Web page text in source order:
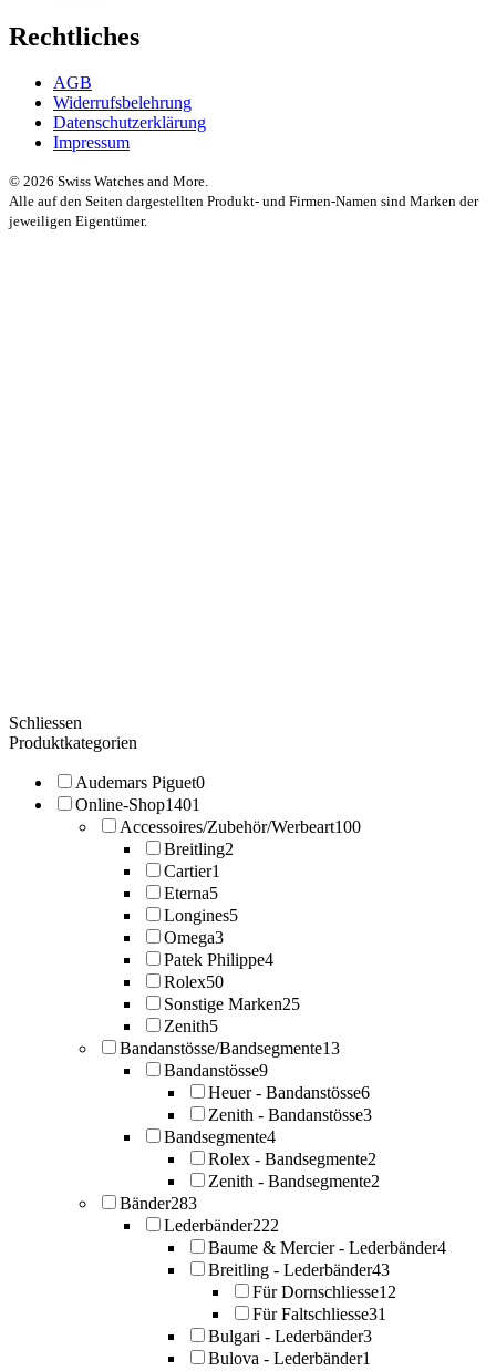
Rechtliches
AGB
Widerrufsbelehrung
Datenschutzerklärung
Impressum
© 2026 Swiss Watches and More.
Alle auf den Seiten dargestellten Produkt- und Firmen-Namen sind Marken der
jeweiligen Eigentümer.
Schliessen
Produktkategorien
Audemars Piguet0
Online-Shop1401
Accessoires/Zubehör/Werbeart100
Breitling2
Cartier1
Eterna5
Longines5
Omega3
Patek Philippe4
Rolex50
Sonstige Marken25
Zenith5
Bandanstösse/Bandsegmente13
Bandanstösse9
Heuer - Bandanstösse6
Zenith - Bandanstösse3
Bandsegmente4
Rolex - Bandsegmente2
Zenith - Bandsegmente2
Bänder283
Lederbänder222
Baume & Mercier - Lederbänder4
Breitling - Lederbänder43
Für Dornschliesse12
Für Faltschliesse31
Bulgari - Lederbänder3
Bulova - Lederbänder1